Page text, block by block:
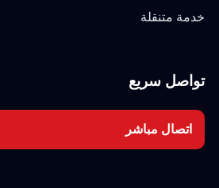
خدمة متنقلة
تواصل سريع
اتصال مباشر